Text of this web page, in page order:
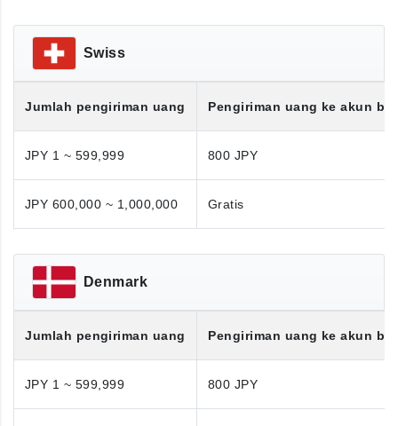
Swiss
Jumlah pengiriman uang Pengiriman uang ke akun
JPY 1 ~ 599,999 800 JPY
JPY 600,000 ~ 1,000,000 Gratis
Denmark
Jumlah pengiriman uang Pengiriman uang ke akun
JPY 1 ~ 599,999 800 JPY